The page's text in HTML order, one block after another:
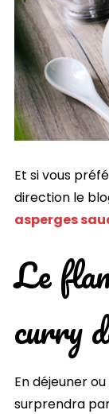
Et si vous
direction le
asperges
Le
curry
En déjeuner
surprendra